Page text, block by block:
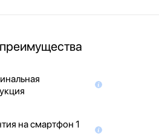
на смартфон 1